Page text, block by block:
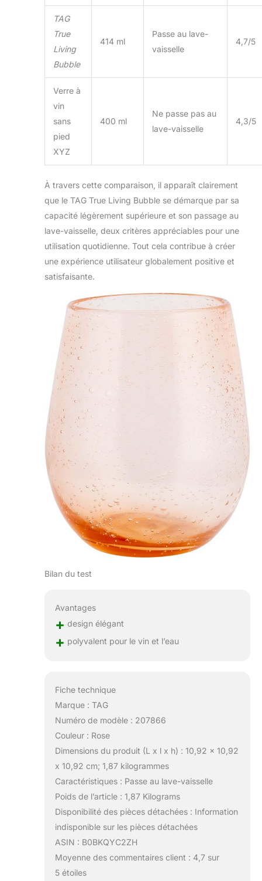
TAG
True
Living
Bubble
414 ml
Passe au lave-
vaisselle
4,7/5
Verre à
vin
sans
pied
XYZ
400 ml
Ne passe pas au
lave-vaisselle
4,3/5
À travers cette comparaison, il apparaît clairement
que le TAG True Living Bubble se démarque par sa
capacité légèrement supérieure et son passage au
lave-vaisselle, deux critères appréciables pour une
utilisation quotidienne. Tout cela contribue à créer
une expérience utilisateur globalement positive et
satisfaisante.
Bilan du test
Avantages
+ design élégant
+ polyvalent pour le vin et l’eau
Fiche technique
Marque : TAG
Numéro de modèle : 207866
Couleur : Rose
Dimensions du produit (L x l x h) : 10,92 x 10,92
x 10,92 cm; 1,87 kilogrammes
Caractéristiques : Passe au lave-vaisselle
Poids de l’article : 1,87 Kilograms
Disponibilité des pièces détachées : Information
indisponible sur les pièces détachées
ASIN : B0BKQYC2ZH
Moyenne des commentaires client : 4,7 sur
5 étoiles